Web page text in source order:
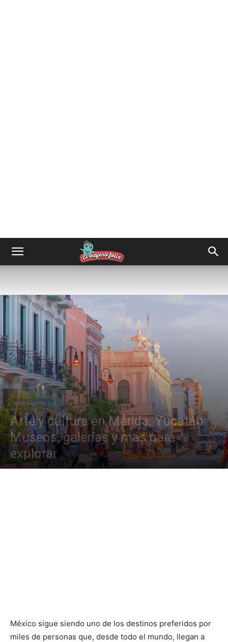
Sin categoría
Arte y cultura en Mérida, Yucatán:
Museos, galerías y más para
explorar
México sigue siendo uno de los destinos preferidos por
miles de personas que, desde todo el mundo, llegan a